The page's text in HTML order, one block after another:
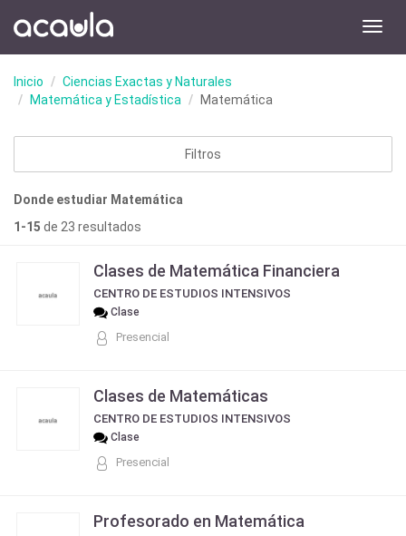
Inicio
Ciencias Exactas y Naturales
Matemática y Estadística
Matemática
Filtros
Donde estudiar Matemática
1-15 de 23 resultados
Clases de Matemática Financiera
CENTRO DE ESTUDIOS INTENSIVOS
Clase
Presencial
Clases de Matemáticas
CENTRO DE ESTUDIOS INTENSIVOS
Clase
Presencial
Profesorado en Matemática